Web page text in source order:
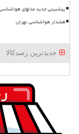
پیشبینی جدید مدلهای
هشدار هواشناسی تهران
جدیدترین رصدکالا